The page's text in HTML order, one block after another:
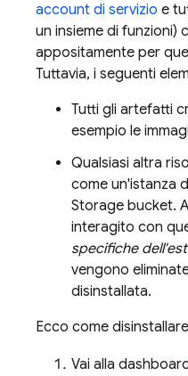
account di servizio e
un insieme di funzioni)
appositamente per
Tuttavia, i seguenti
Tutti gli artefatti
esempio le
Qualsiasi altra
come un'istanza
Storage bucket.
interagito con
specifiche
vengono
disinstallata.
Ecco come
Vai alla